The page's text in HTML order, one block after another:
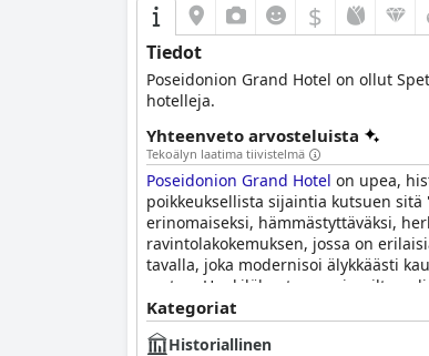
$
Tiedot
Poseidonion Grand Hotel on ollut
hotelleja.
Yhteenveto arvosteluista
Tekoälyn laatima tiivistelmä
Poseidonion Grand Hotel on upea,
poikkeuksellista sijaintia kutsuen
erinomaiseksi, hämmästyttäväksi,
ravintolakokemuksen, jossa on
tavalla, joka modernisoi älykkäästi
varten. Henkilökunta saa vierailta
väliin, ja yksi vieraista jopa kuvaili
hotelli, joka erottuu alueen
Kategoriat
Historiallinen